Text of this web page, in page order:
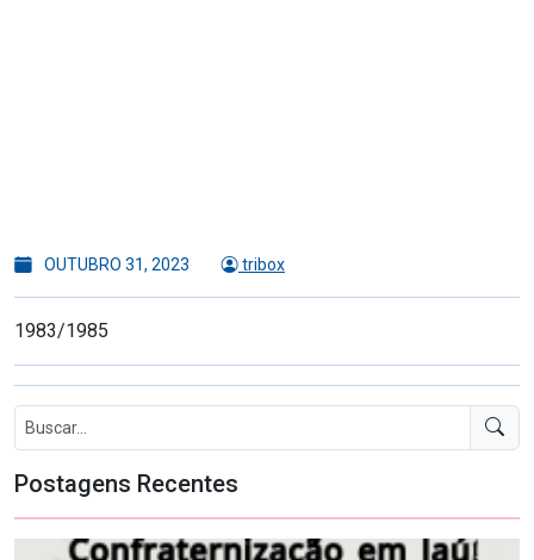
OUTUBRO 31, 2023 tribox
1983/1985
Postagens Recentes